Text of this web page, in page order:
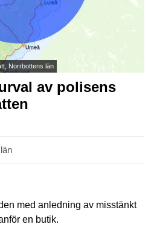
Norrbottens län
av polisens
med anledning av misstänkt
en butik.